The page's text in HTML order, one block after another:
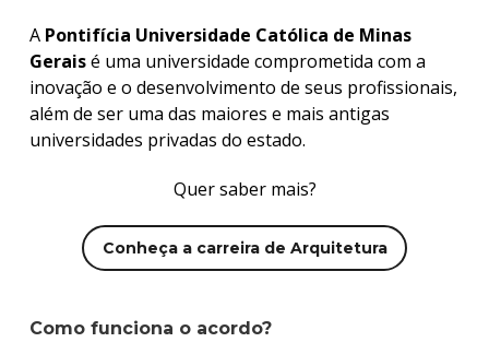
A Pontifícia Universidade Católica de Minas
Geraisé uma universidade comprometida com a
inovação e o desenvolvimento de seus profissionais,
além de ser uma das maiores e mais antigas
universidades privadas do estado.
Quer saber mais?
Conheça a carreira de Arquitetura
Como funciona o acordo?